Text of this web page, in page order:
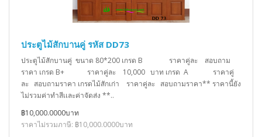
ประตูไม้สักบานคู่ รหัส DD73
ประตูไม้สักบานคู่ ขนาด 80*200 เกรด B ราคาคู่ละ สอบถาม
ราคา เกรด B+ ราคาคู่ละ 10,000 บาท เกรด A ราคาคู่
ละ สอบถามราคา เกรดไม้สักเก่า ราคาคู่ละ สอบถามราคา** ราคานี้ยัง
ไม่รวมค่าทำสีเเละค่าจัดส่ง **..
฿10,000.0000บาท
ราคาไม่รวมภาษี: ฿10,000.0000บาท